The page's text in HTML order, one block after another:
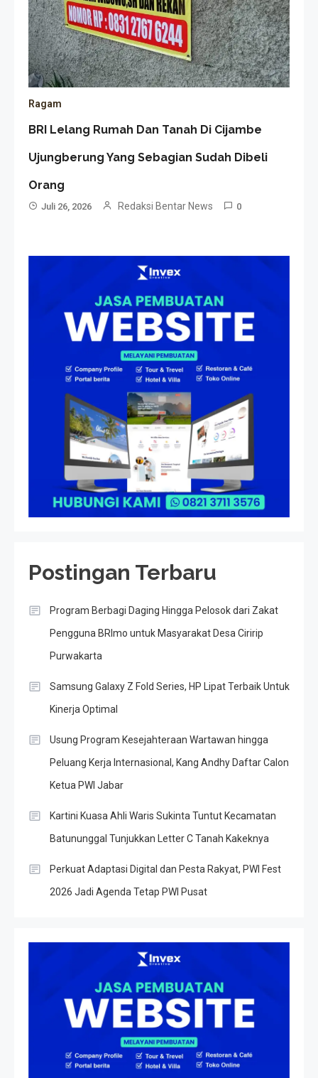
Ragam
BRI Lelang Rumah Dan Tanah Di Cijambe
Ujungberung Yang Sebagian Sudah Dibeli
Orang
Juli 26, 2026 Redaksi Bentar News 0
Postingan Terbaru
Program Berbagi Daging Hingga Pelosok dari Zakat
Pengguna BRImo untuk Masyarakat Desa Ciririp
Purwakarta
Samsung Galaxy Z Fold Series, HP Lipat Terbaik Untuk
Kinerja Optimal
Usung Program Kesejahteraan Wartawan hingga
Peluang Kerja Internasional, Kang Andhy Daftar Calon
Ketua PWI Jabar
Kartini Kuasa Ahli Waris Sukinta Tuntut Kecamatan
Batununggal Tunjukkan Letter C Tanah Kakeknya
Perkuat Adaptasi Digital dan Pesta Rakyat, PWI Fest
2026 Jadi Agenda Tetap PWI Pusat